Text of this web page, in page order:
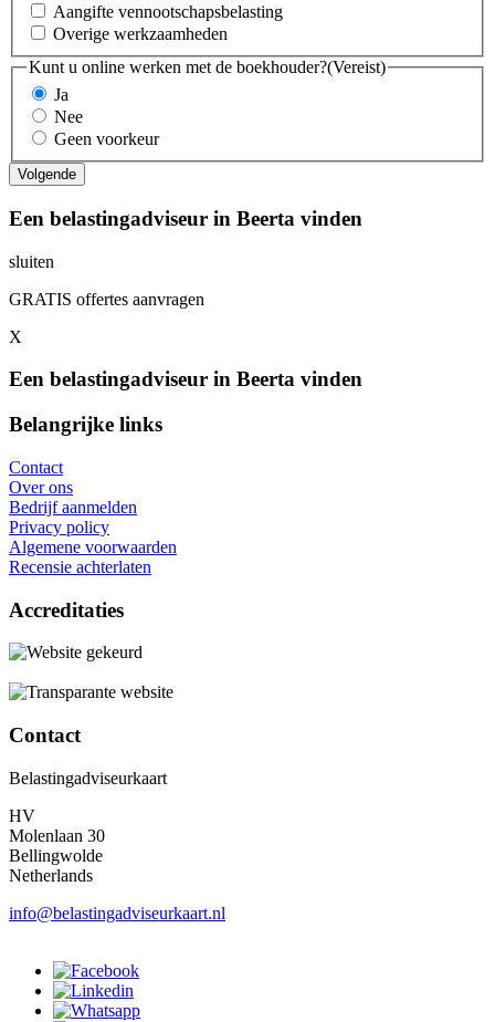
Aangifte vennootschapsbelasting
Overige werkzaamheden
Kunt u online werken met de boekhouder?(Vereist)
Ja
Nee
Geen voorkeur
Een belastingadviseur in Beerta vinden
sluiten
GRATIS offertes aanvragen
X
Een belastingadviseur in Beerta vinden
Belangrijke links
Contact
Over ons
Bedrijf aanmelden
Privacy policy
Algemene voorwaarden
Recensie achterlaten
Accreditaties
Contact
Belastingadviseurkaart
HV
Molenlaan 30
Bellingwolde
Netherlands
info@belastingadviseurkaart.nl